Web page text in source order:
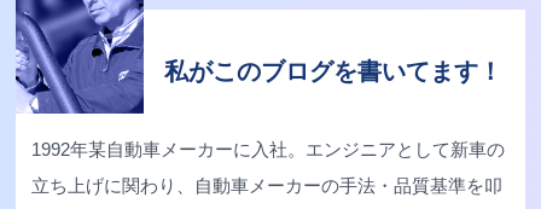
私がこのブログを書いてます！
1992年某自動車メーカーに入社。エンジニアとして新車の
立ち上げに関わり、自動車メーカーの手法・品質基準を叩